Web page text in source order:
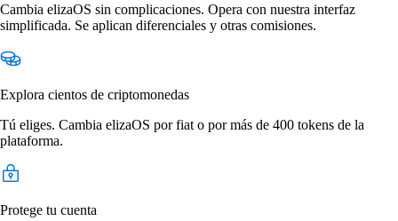
Cambia elizaOS sin complicaciones. Opera con nuestra interfaz
simplificada. Se aplican diferenciales y otras comisiones.
Explora cientos de criptomonedas
Tú eliges. Cambia elizaOS por fiat o por más de 400 tokens de la
plataforma.
Protege tu cuenta